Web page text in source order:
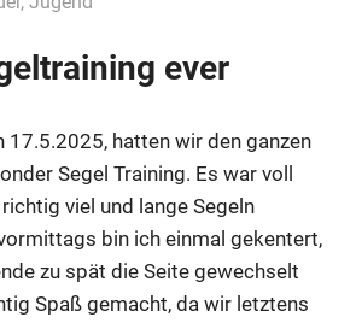
ever
17.5.2025, hatten wir den ganzen
Segel Training. Es war voll
viel und lange Segeln
bin ich einmal gekentert,
zu spät die Seite gewechselt
Spaß gemacht, da wir letztens